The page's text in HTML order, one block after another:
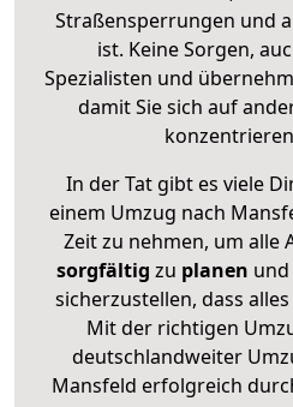
Straßensperrungen und
ist. Keine Sorgen,
Spezialisten und
damit Sie sich auf
In der Tat gibt es viele
einem Umzug nach
Zeit zu nehmen, um alle
sorgfältig zu planen und
sicherzustellen, dass
Mit der richtigen
deutschlandweiter
Mansfeld erfolgreich